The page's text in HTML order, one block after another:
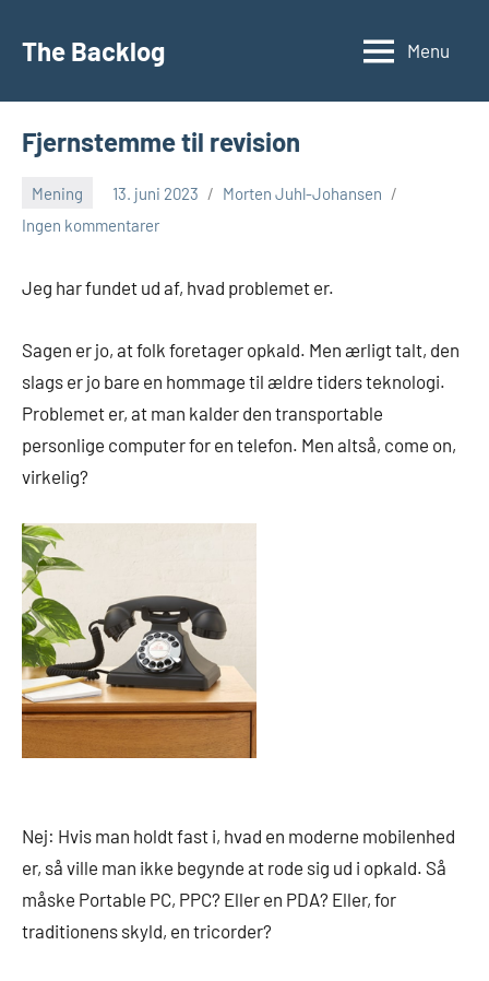
The Backlog Menu
Fjernstemme til revision
Mening 13. juni 2023
Morten Juhl-Johansen
Ingen kommentarer
Jeg har fundet ud af, hvad problemet er.
Sagen er jo, at folk foretager opkald. Men ærligt talt, den
slags er jo bare en hommage til ældre tiders teknologi.
Problemet er, at man kalder den transportable
personlige computer for en telefon. Men altså, come on,
virkelig?
Nej: Hvis man holdt fast i, hvad en moderne mobilenhed
er, så ville man ikke begynde at rode sig ud i opkald. Så
måske Portable PC, PPC? Eller en PDA? Eller, for
traditionens skyld, en tricorder?